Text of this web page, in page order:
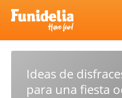
Ideas de
para una fiesta